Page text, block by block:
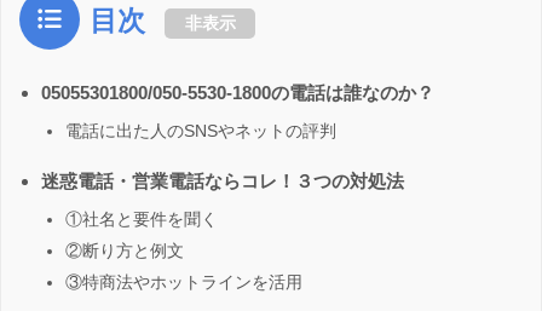
目次 非表示
05055301800/050-5530-1800の電話は誰なのか？
電話に出た人のSNSやネットの評判
迷惑電話・営業電話ならコレ！３つの対処法
①社名と要件を聞く
②断り方と例文
③特商法やホットラインを活用